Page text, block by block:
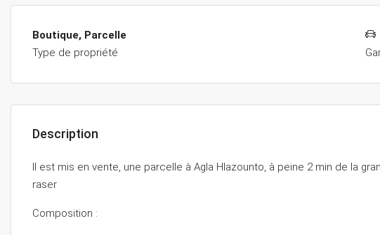
Boutique, Parcelle
Type de propriété
Description
Il est mis en vente, une parcelle à Agla Hlazounto, à peine 2 min de la
raser
Composition :